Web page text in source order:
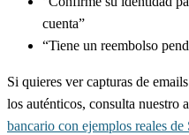
cuenta”
“Tiene un reembolso
Si quieres ver capturas de
los auténticos, consulta nuestro
bancario con ejemplos reales